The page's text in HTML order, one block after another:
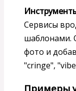
Сервисы
шаблонами.
фото и
"cringe",
Примеры